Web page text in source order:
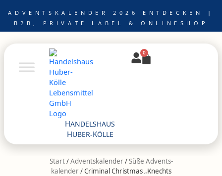
Inhalt
springen
ADVENTSKALENDER 2026 ENTDECKEN |
B2B, PRIVATE LABEL & ONLINESHOP
HANDELSHAUS
HUBER-KÖLLE
0
Warenkorb
Start/Adventskalender/Süße Advents­
kalender/ Criminal Christmas „Knechts